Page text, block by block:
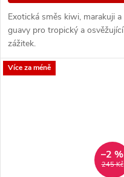
Exotická směs kiwi, marakuji a
guavy pro tropický a osvěžující
zážitek.
Více za méně
245 Kč
–2 %